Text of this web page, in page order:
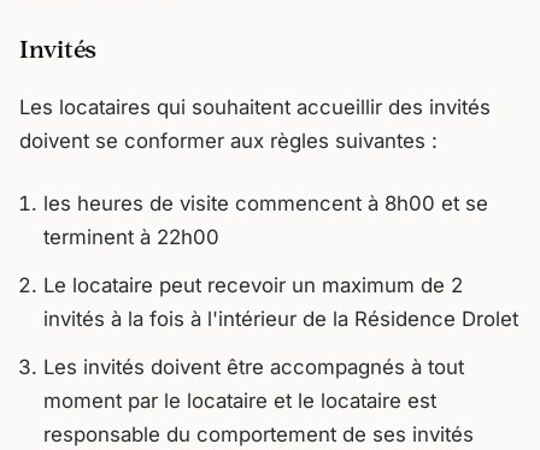
Invités
Les locataires qui souhaitent accueillir des invités
doivent se conformer aux règles suivantes :
les heures de visite commencent à 8h00 et se
terminent à 22h00
Le locataire peut recevoir un maximum de 2
invités à la fois à l'intérieur de la Résidence Drolet
Les invités doivent être accompagnés à tout
moment par le locataire et le locataire est
responsable du comportement de ses invités